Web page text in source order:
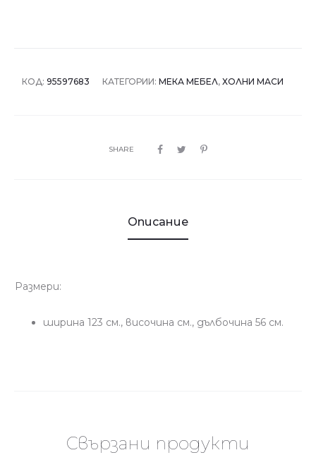
КОД: 95597683 КАТЕГОРИИ: МЕКА МЕБЕЛ, ХОЛНИ МАСИ
SHARE
Описание
Размери:
ширина 123 см., височина см., дълбочина 56 см.
Свързани продукти